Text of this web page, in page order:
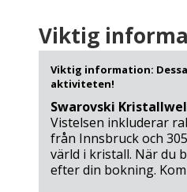
Viktig
Viktig information:
aktiviteten!
Swarovski
Vistelsen inkluderar
från Innsbruck och
värld i kristall. När du
efter din bokning.